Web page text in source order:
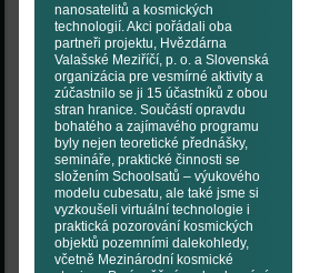
nanosatelitů a kosmických
technologií. Akci pořádali oba
partneři projektu, Hvězdárna
Valašské Meziříčí, p. o. a Slovenská
organizácia pre vesmírné aktivity a
zúčastnilo se ji 15 účastníků z obou
stran hranice. Součástí opravdu
bohatého a zajímavého programu
byly nejen teoretické přednášky,
semináře, praktické činnosti se
složením Schoolsatů – výukového
modelu cubesatu, ale také jsme si
vyzkoušeli virtuální technologie i
praktická pozorování kosmických
objektů pozemními dalekohledy,
včetně Mezinárodní kosmické